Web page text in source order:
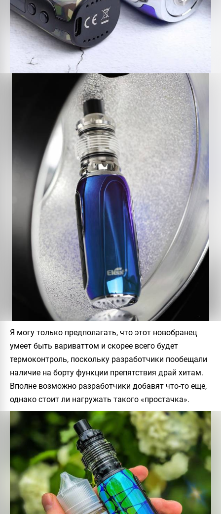
Я могу только предполагать, что этот новобранец
умеет быть вариваттом и скорее всего будет
термоконтроль, поскольку разработчики пообещали
наличие на борту функции препятствия драй хитам.
Вполне возможно разработчики добавят что-то еще,
однако стоит ли нагружать такого «простачка».